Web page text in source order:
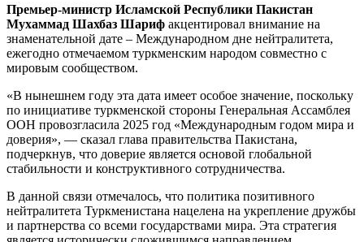
Премьер-министр Исламской Республики Пакистан
Мухаммад Шахбаз Шариф акцентировал внимание на
знаменательной дате – Международном дне нейтралитета,
ежегодно отмечаемом туркменским народом совместно с
мировым сообществом.
«В нынешнем году эта дата имеет особое значение, поскольку
по инициативе туркменской стороны Генеральная Ассамблея
ООН провозгласила 2025 год «Международным годом мира и
доверия», — сказал глава правительства Пакистана,
подчеркнув, что доверие является основой глобальной
стабильности и конструктивного сотрудничества.
В данной связи отмечалось, что политика позитивного
нейтралитета Туркменистана нацелена на укрепление дружбы
и партнерства со всеми государствами мира. Эта стратегия